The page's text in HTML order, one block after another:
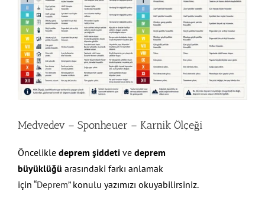
Medvedev – Sponheuer – Karnik Ölçeği
Öncelikle deprem şiddeti ve deprem
büyüklüğü arasındaki farkı anlamak
için “Deprem”konulu yazımızı okuyabilirsiniz.